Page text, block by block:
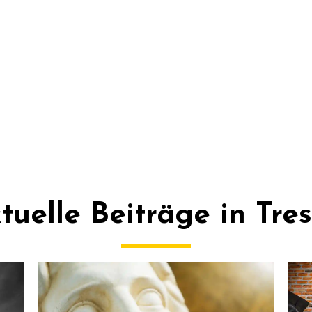
Beiträge in